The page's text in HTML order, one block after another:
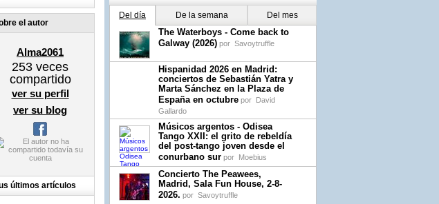
el autor
Alma2061
253 veces
compartido
ver su perfil
ver su blog
últimos artículos
Del día De la semana Del mes
The Waterboys - Come back to
Galway (2026) por Savoytruffle
Hispanidad 2026 en Madrid:
conciertos de Sebastián Yatra y
Marta Sánchez en la Plaza de
España en octubre por David
Gallardo
Músicos argentos - Odisea
Tango XXII: el grito de rebeldía
del post-tango joven desde el
conurbano sur por Moebius
Concierto The Peawees,
Madrid, Sala Fun House, 2-8-
2026. por Savoytruffle